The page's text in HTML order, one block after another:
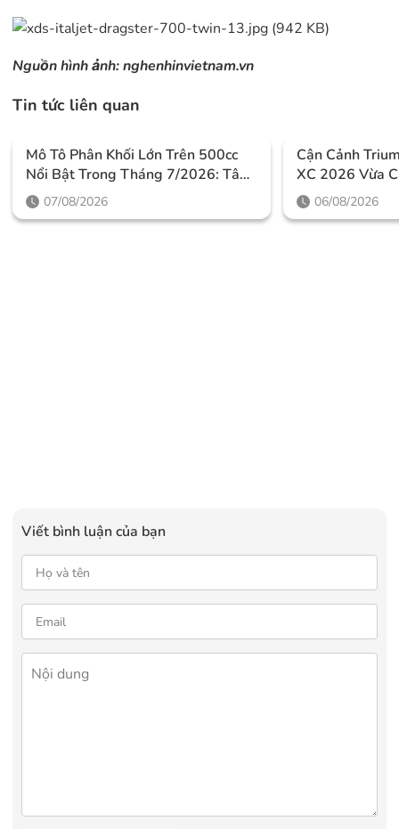
Nguồn hình ảnh:nghenhinvietnam.vn
Tin tức liên quan
Mô Tô Phân Khối Lớn Trên 500cc
Nổi Bật Trong Tháng 7/2026: Tâm
Điểm Là Công Nghệ, Phiên Bản
Giới Hạn Và Những Cấu Hình
07/08/2026
Cận Cảnh
XC 2026 Vừa
Thiết Kế Đậm
Mức Giá Dễ
06/08/2026
Viết bình luận của bạn